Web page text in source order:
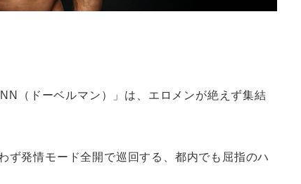
（ドーベルマン）」は、エロメンが絶えず集結
ず発情モード全開で巡回する、都内でも屈指のハ